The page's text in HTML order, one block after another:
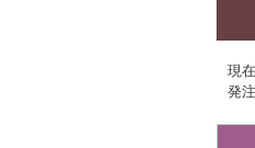
現
発